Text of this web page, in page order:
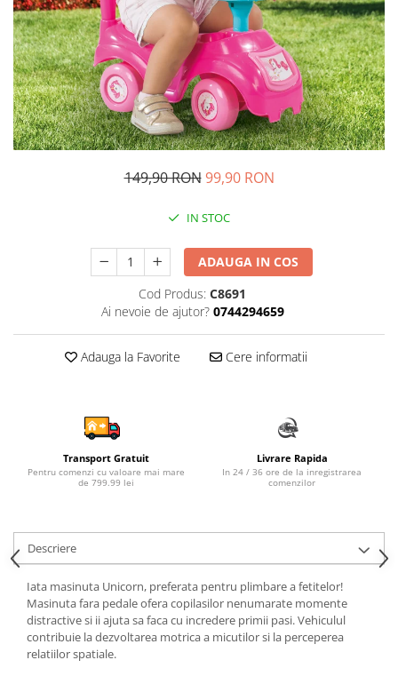
Fictiune
Manuale si auxiliare scolare
Birotica & Papetarie
Pixuri
Markere
Jucarii, Copii & Bebe
Aspiratoare nazale si accesorii
Creme si lotiuni de corp copii
Olite si reductoare WC
Sampon si balsam copii
Sapun & Gel de dus copii
Ulei de corp copii
Arme de jucarie
Ateliere si bancuri de lucru
Bucatarii copii
Casute de papusi si mobilier
Cuburi si caramizi
Elicoptere, avioane si nave de
jucarie
Figurine
Frumusete, bijuterii si accesorii
149,90 RON 99,90 RON
IN STOC
ADAUGA IN COS
Cod Produs: C8691
Ai nevoie de ajutor? 0744294659
Adauga la Favorite Cere informatii
Transport Gratuit
Pentru comenzi cu valoare mai mare
de 799.99 lei
Livrare Rapida
In 24 / 36 ore de la inregistrarea
comenzilor
Descriere
Iata masinuta Unicorn, preferata pentru plimbare a fetitelor!
Masinuta fara pedale ofera copilasilor nenumarate momente
distractive si ii ajuta sa faca cu incredere primii pasi. Vehiculul
contribuie la dezvoltarea motrica a micutilor si la perceperea
relatiilor spatiale.